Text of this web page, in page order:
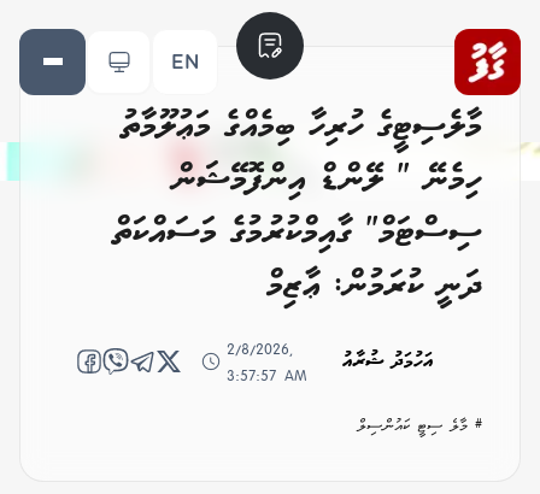
EN
މާލެސިޓީގެ ހުރިހާ ބިމެއްގެ މަޢުލޫމާތު
ހިމެނޭ " ލޭންޑް އިންފޮމޭޝަން
ސިސްޓަމް" ގާއިމްކުރުމުގެ މަސައްކަތް
ދަނީ ކުރަމުން: ޢާޒިމް
އަހުމަދު ޝުރާއު
2/8/2026,
3:57:57 AM
# މާލެ ސިޓީ ކައުންސިލް